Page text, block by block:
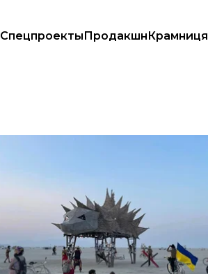
СпецпроектыПродакшнКрамниця